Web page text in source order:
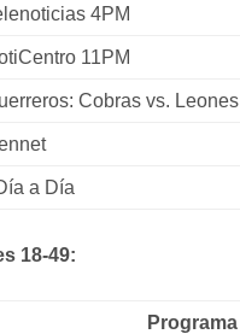
4PM
11PM
Cobras vs. Leones
a Día
18-49:
Programa